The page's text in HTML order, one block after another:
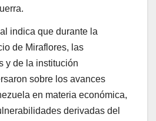
indica que durante la
de Miraflores, las
y de la institución
sobre los avances
en materia económica,
derivadas del